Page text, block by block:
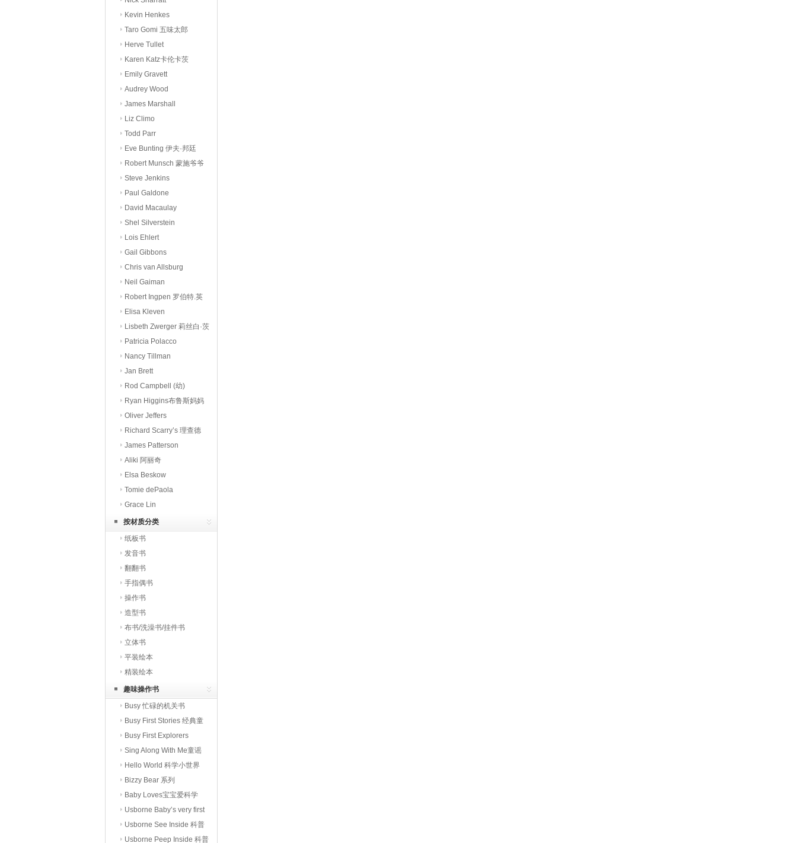
Kevin Henkes
Taro Gomi 五味太郎
Herve Tullet
Karen Katz卡伦卡茨
Emily Gravett
Audrey Wood
James Marshall
Liz Climo
Todd Parr
Eve Bunting 伊夫·邦廷
Robert Munsch 蒙施爷爷
Steve Jenkins
Paul Galdone
David Macaulay
Shel Silverstein
Lois Ehlert
Gail Gibbons
Chris van Allsburg
Neil Gaiman
Robert Ingpen 罗伯特.英
潘Elisa Kleven
Lisbeth Zwerger 莉丝白·茨
威格
Patricia Polacco
Nancy Tillman
Jan Brett
Rod Campbell (幼)
Ryan Higgins布鲁斯妈妈
Oliver Jeffers
Richard Scarry’s 理查德
斯凯瑞
James Patterson
Aliki 阿丽奇
Elsa Beskow
Tomie dePaola
Grace Lin
按材质分类
纸板书
发音书
翻翻书
手指偶书
操作书
造型书
布书/洗澡书/挂件书
立体书
平装绘本
精装绘本
趣味操作书
Busy 忙碌的机关书
Busy First Stories 经典童
话Busy First Explorers
Sing Along With Me童谣
Hello World 科学小世界
Bizzy Bear 系列
Baby Loves宝宝爱科学
Usborne Baby’s very first
Usborne See Inside 科普
翻翻书
Usborne Peep Inside 科普